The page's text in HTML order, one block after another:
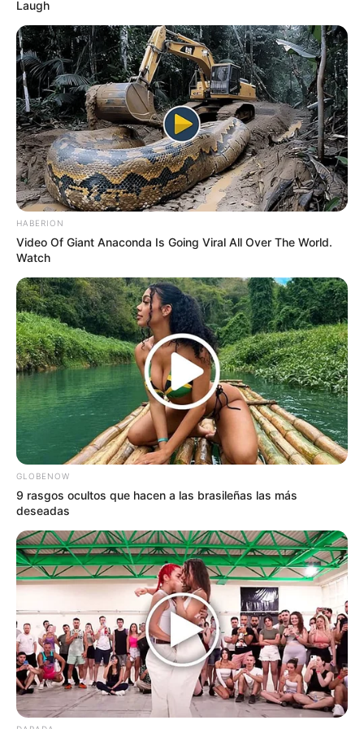
Laugh
HABERION
Video Of Giant Anaconda Is Going Viral All Over The World.
Watch
GLOBENOW
9 rasgos ocultos que hacen a las brasileñas las más
deseadas